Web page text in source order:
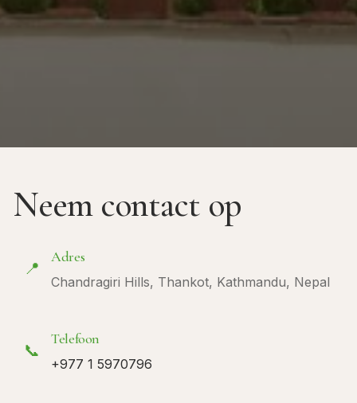
Neem contact op
📍
Adres
Chandragiri Hills, Thankot, Kathmandu, Nepal
📞
Telefoon
+977 1 5970796